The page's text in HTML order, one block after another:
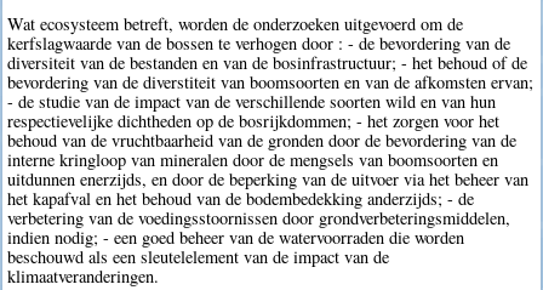
Wat ecosysteem betreft, worden de onderzoeken uitgevoerd om de
kerfslagwaarde van de bossen te verhogen door : - de bevordering van de
diversiteit van de bestanden en van de bosinfrastructuur; - het behoud of de
bevordering van de diverstiteit van boomsoorten en van de afkomsten ervan;
- de studie van de impact van de verschillende soorten wild en van hun
respectievelijke dichtheden op de bosrijkdommen; - het zorgen voor het
behoud van de vruchtbaarheid van de gronden door de bevordering van de
interne kringloop van mineralen door de mengsels van boomsoorten en
uitdunnen enerzijds, en door de beperking van de uitvoer via het beheer van
het kapafval en het behoud van de bodembedekking anderzijds; - de
verbetering van de voedingsstoornissen door grondverbeteringsmiddelen,
indien nodig; - een goed beheer van de watervoorraden die worden
beschouwd als een sleutelelement van de impact van de
klimaatveranderingen.